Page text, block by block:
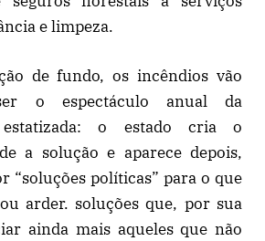
e limpeza.
de fundo, os incêndios vão
o espectáculo anual da
estatizada: o estado cria o
a solução e aparece depois,
“soluções políticas” para o que
arder. soluções que, por sua
ainda mais aqueles que não